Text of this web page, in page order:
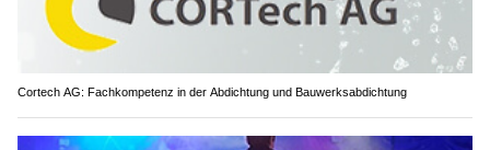
Cortech AG: Fachkompetenz in der Abdichtung und Bauwerksabdichtung